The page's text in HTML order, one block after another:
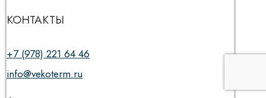
КОНТАКТЫ
+7 (978) 221 64 46
info@vekoterm.ru